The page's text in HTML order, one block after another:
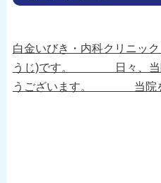
白金いびき・内科クリニッ
うじ)です。 日々、当院
うございます。 当院を